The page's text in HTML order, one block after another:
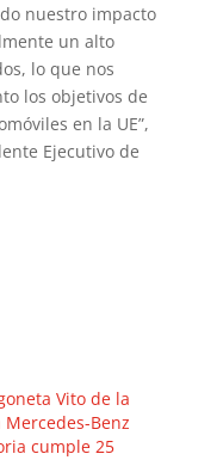
nuestro impacto
un alto
lo que nos
los objetivos de
en la UE”,
Ejecutivo de
Vito de la
Benz
cumple 25